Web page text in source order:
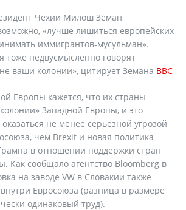
Чехии Милош Земан
«лучше лишиться европейских
иммигрантов-мусульман».
тоже недвусмысленно говорят
ваши колонии», цитирует Земана ВВС
Европы кажется, что их страны
Западной Европы, и это
не менее серьезной угрозой
чем Brexit и новая политика
в отношении поддержки стран
Как сообщало агентство Bloomberg в
на заводе VW в Словакии также
Евросоюза (разница в размере
одинаковый труд).